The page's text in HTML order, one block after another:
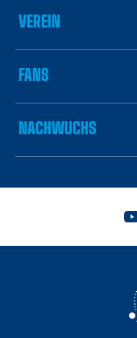
VEREIN
FANS
NACHWUCHS